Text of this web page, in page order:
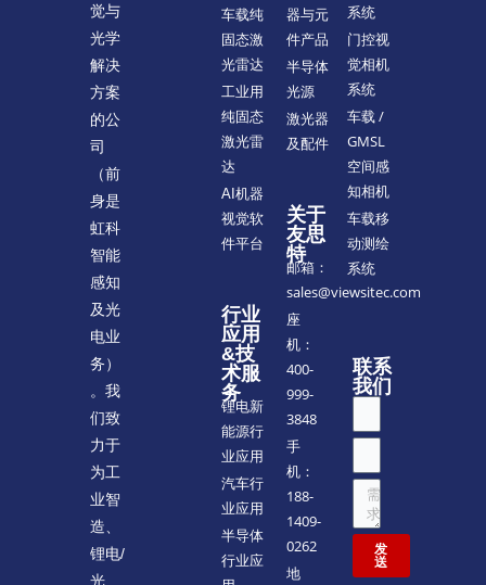
觉与
光学
解决
方案
的公
司
（前
身是
虹科
智能
感知
及光
电业
务）
。我
们致
力于
为工
业智
造、
锂电/
光
车载纯
固态激
光雷达
工业用
纯固态
激光雷
达
AI机器
视觉软
件平台
行业
应用
&技
术服
务
锂电新
能源行
业应用
汽车行
业应用
半导体
行业应
器与元
件产品
半导体
光源
激光器
及配件
关于
友思
特
邮箱：
sales@viewsitec.com
座
机：
400-
999-
3848
手
机：
188-
1409-
0262
地
系统
门控视
觉相机
系统
车载 /
GMSL
空间感
知相机
车载移
动测绘
系统
联系
我们
发
送